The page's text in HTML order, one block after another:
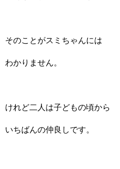
そのことがスミちゃんには
わかりません。
けれど二人は子どもの頃から
いちばんの仲良しです。